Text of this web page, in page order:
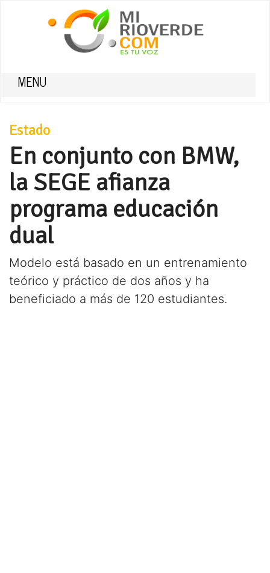
MENU
Estado
En conjunto con BMW,
la SEGE afianza
programa educación
dual
Modelo está basado en un entrenamiento
teórico y práctico de dos años y ha
beneficiado a más de 120 estudiantes.